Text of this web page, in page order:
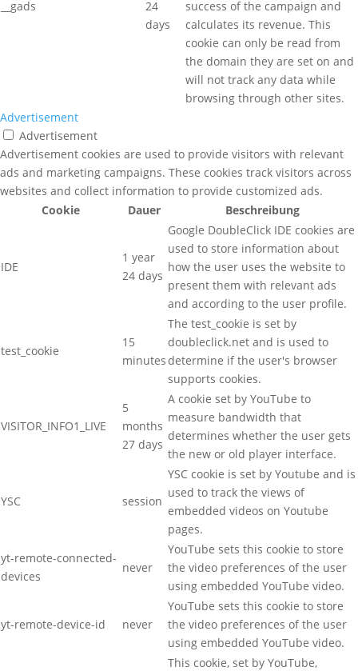
__gads
24
days
success of the campaign and
calculates its revenue. This
cookie can only be read from
the domain they are set on and
will not track any data while
browsing through other sites.
Advertisement
Advertisement
Advertisement cookies are used to provide visitors with relevant
ads and marketing campaigns. These cookies track visitors across
websites and collect information to provide customized ads.
Cookie
Dauer Beschreibung
IDE
1 year
24 days
Google DoubleClick IDE cookies are
used to store information about
how the user uses the website to
present them with relevant ads
and according to the user profile.
test_cookie
15
minutes
The test_cookie is set by
doubleclick.net and is used to
determine if the user's browser
supports cookies.
VISITOR_INFO1_LIVE
5
months
27 days
A cookie set by YouTube to
measure bandwidth that
determines whether the user gets
the new or old player interface.
YSC session
YSC cookie is set by Youtube and is
used to track the views of
embedded videos on Youtube
pages.
yt-remote-connected-
devices
never
YouTube sets this cookie to store
the video preferences of the user
using embedded YouTube video.
yt-remote-device-id never
YouTube sets this cookie to store
the video preferences of the user
using embedded YouTube video.
This cookie, set by YouTube,